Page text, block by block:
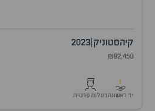
קיהסטוניק 2023
₪92,450
1
יד ראשונהבעלות פרטית